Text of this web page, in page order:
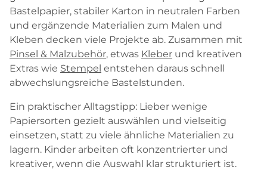
Bastelpapier, stabiler Karton in neutralen Farben
und ergänzende Materialien zum Malen und
Kleben decken viele Projekte ab. Zusammen mit
Pinsel & Malzubehör, etwas Kleber und kreativen
Extras wie Stempel entstehen daraus schnell
abwechslungsreiche Bastelstunden.
Ein praktischer Alltagstipp: Lieber wenige
Papiersorten gezielt auswählen und vielseitig
einsetzen, statt zu viele ähnliche Materialien zu
lagern. Kinder arbeiten oft konzentrierter und
kreativer, wenn die Auswahl klar strukturiert ist.